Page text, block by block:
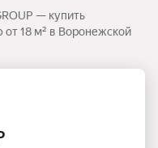
— купить
18 м² в Воронежской